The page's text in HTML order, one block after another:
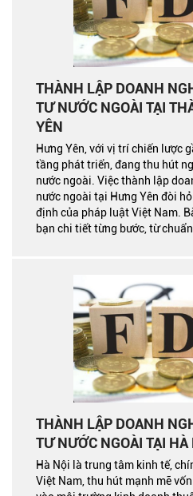
THÀNH LẬP DOANH
TƯ NƯỚC NGOÀI TẠI
YÊN
Hưng Yên, với vị trí chiến lược
tầng phát triển, đang thu hút
nước ngoài. Việc thành lập
nước ngoài tại Hưng Yên đòi
định của pháp luật Việt Nam.
bạn chi tiết từng bước, từ
THÀNH LẬP DOANH
TƯ NƯỚC NGOÀI TẠI HÀ
Hà Nội là trung tâm kinh tế,
Việt Nam, thu hút mạnh mẽ